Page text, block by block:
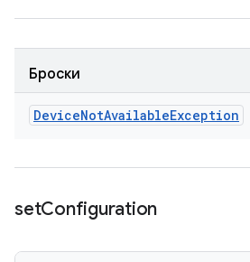
Броски
DeviceNotAvailableException
setConfiguration